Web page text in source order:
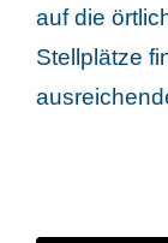
auf die
Stellplätze